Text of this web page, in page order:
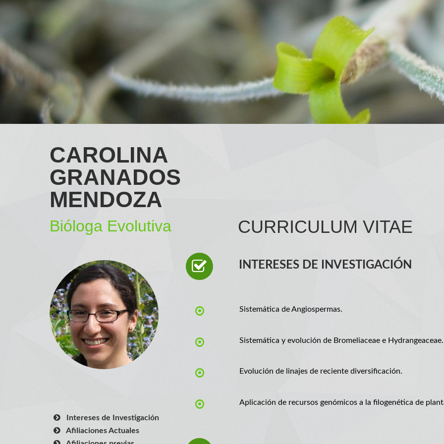
CAROLINA
GRANADOS
MENDOZA
Bióloga Evolutiva
Intereses de Investigación
Afiliaciones Actuales
CURRICULUM VITAE
INTERESES DE INVESTIGACIÓN
Sistemática de Angiospermas.
Sistemática y evolución de Bromeliaceae e Hydrangeaceae.
Evolución de linajes de reciente diversificación.
Aplicación de recursos genómicos a la filogenética de